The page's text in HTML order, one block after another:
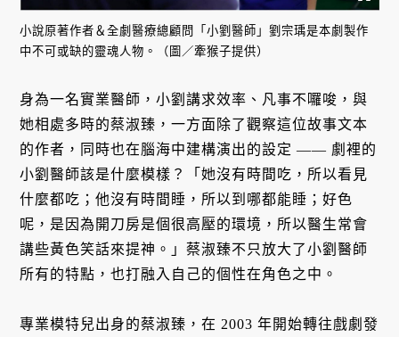
小說原著作者＆全劇醫療總顧問「小劉醫師」劉宗瑀是本劇製作
中不可或缺的靈魂人物。（圖／牽猴子提供）
身為一名實業醫師，小劉講求效率、凡事不囉唆，與
她相處多時的蔡淑臻，一方面除了觀察這位故事文本
的作者，同時也在腦海中建構演出的設定 —— 劇裡的
小劉醫師該是什麼模樣？「她沒有時間吃，所以看見
什麼都吃；他沒有時間睡，所以到哪都能睡；好色
呢，是因為開刀房是個很高壓的環境，所以醫生常會
講些黃色笑話來提神。」蔡淑臻不只放大了小劉醫師
所有的特點，也打融入自己的個性在角色之中。
專業模特兒出身的蔡淑臻，在 2003 年開始轉往戲劇發